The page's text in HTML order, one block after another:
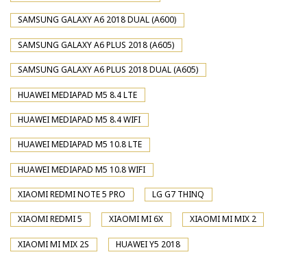
SAMSUNG GALAXY A6 2018 DUAL (A600)
SAMSUNG GALAXY A6 PLUS 2018 (A605)
SAMSUNG GALAXY A6 PLUS 2018 DUAL (A605)
HUAWEI MEDIAPAD M5 8.4 LTE
HUAWEI MEDIAPAD M5 8.4 WIFI
HUAWEI MEDIAPAD M5 10.8 LTE
HUAWEI MEDIAPAD M5 10.8 WIFI
XIAOMI REDMI NOTE 5 PRO LG G7 THINQ
XIAOMI REDMI 5 XIAOMI MI 6X XIAOMI MI MIX 2
XIAOMI MI MIX 2S HUAWEI Y5 2018